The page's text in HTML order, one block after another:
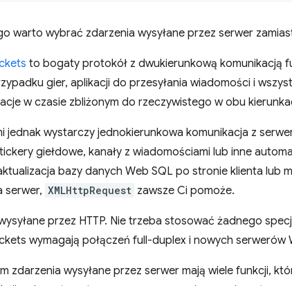
warto wybrać zdarzenia wysyłane przez serwer
to bogaty protokół z dwukierunkową komunikacją
gier, aplikacji do przesyłania wiadomości i
w czasie zbliżonym do rzeczywistego w obu
jednak wystarczy jednokierunkowa komunikacja z
giełdowe, kanały z wiadomościami lub inne
bazy danych Web SQL po stronie klienta lub
serwer, XMLHttpRequest zawsze Ci pomoże.
przez HTTP. Nie trzeba stosować żadnego
wymagają połączeń full-duplex i nowych
zdarzenia wysyłane przez serwer mają wiele funkcji,